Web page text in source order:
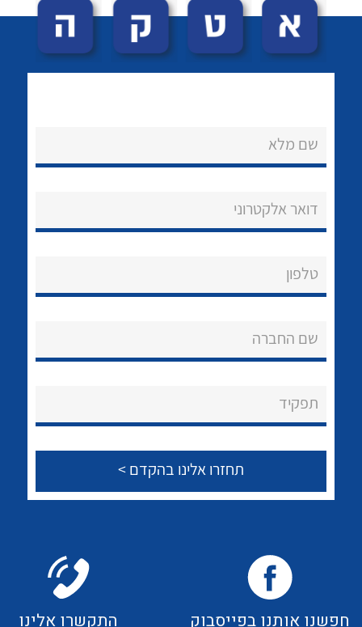
הצוות שלנו
שירותי תמיכה
לכל מוצרי היצרן לכל מוצרי היצרן
שם מלא
דואר אלקטרוני
טלפון
שם החברה
תפקיד
חפשנו אותנו בפייסבוק התקשרו אלינו